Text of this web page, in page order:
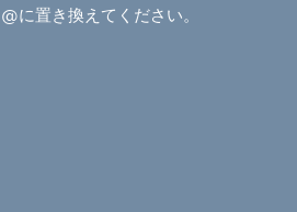
に置き換えてください。